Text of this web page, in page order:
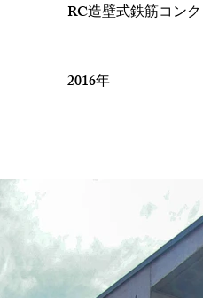
RC造壁式鉄筋コン
2016年